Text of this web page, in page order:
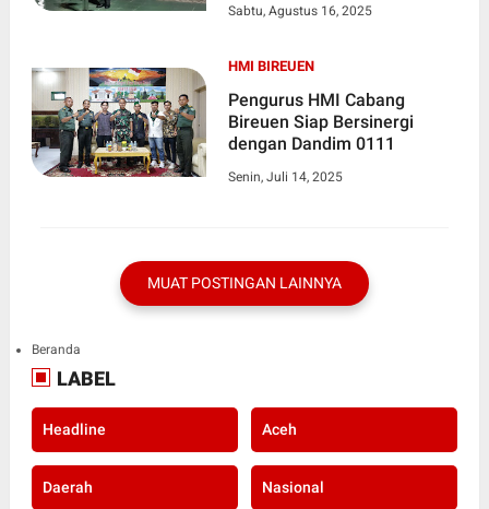
Sabtu, Agustus 16, 2025
HMI BIREUEN
Pengurus HMI Cabang
Bireuen Siap Bersinergi
dengan Dandim 0111
Senin, Juli 14, 2025
MUAT POSTINGAN LAINNYA
Beranda
LABEL
Headline Aceh
Daerah Nasional